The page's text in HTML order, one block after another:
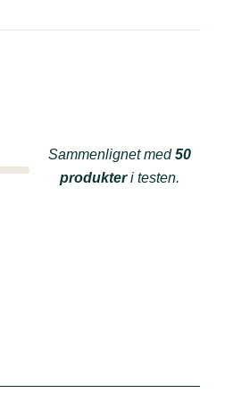
Sammenlignet med50
produkteri testen.